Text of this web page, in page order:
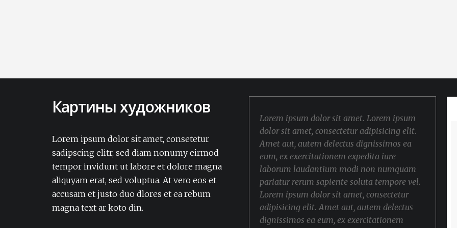
Картины художников
Lorem ipsum dolor sit amet, consetetur
sadipscing elitr, sed diam nonumy eirmod
tempor invidunt ut labore et dolore magna
aliquyam erat, sed voluptua. At vero eos et
accusam et justo duo dlores et ea rebum
magna text ar koto din.
Lorem ipsum dolor sit amet, consectetur
dignissimos ea eum, ex exercitationem
expedita iure laborum laudantium modi
non numquam pariatur rerum sapiente
soluta tempore vel.Lorem ipsum dolor sit
amet, consectetur adipisicing elit. Amet aut,
autem delectus dignissimos ea eum, ex
Lorem ipsum dolor sit amet. Lorem ipsum
dolor sit amet, consectetur adipisicing elit.
Amet aut, autem delectus dignissimos ea
eum, ex exercitationem expedita iure
laborum laudantium modi non numquam
pariatur rerum sapiente soluta tempore vel.
Lorem ipsum dolor sit amet, consectetur
adipisicing elit. Amet aut, autem delectus
dignissimos ea eum, ex exercitationem